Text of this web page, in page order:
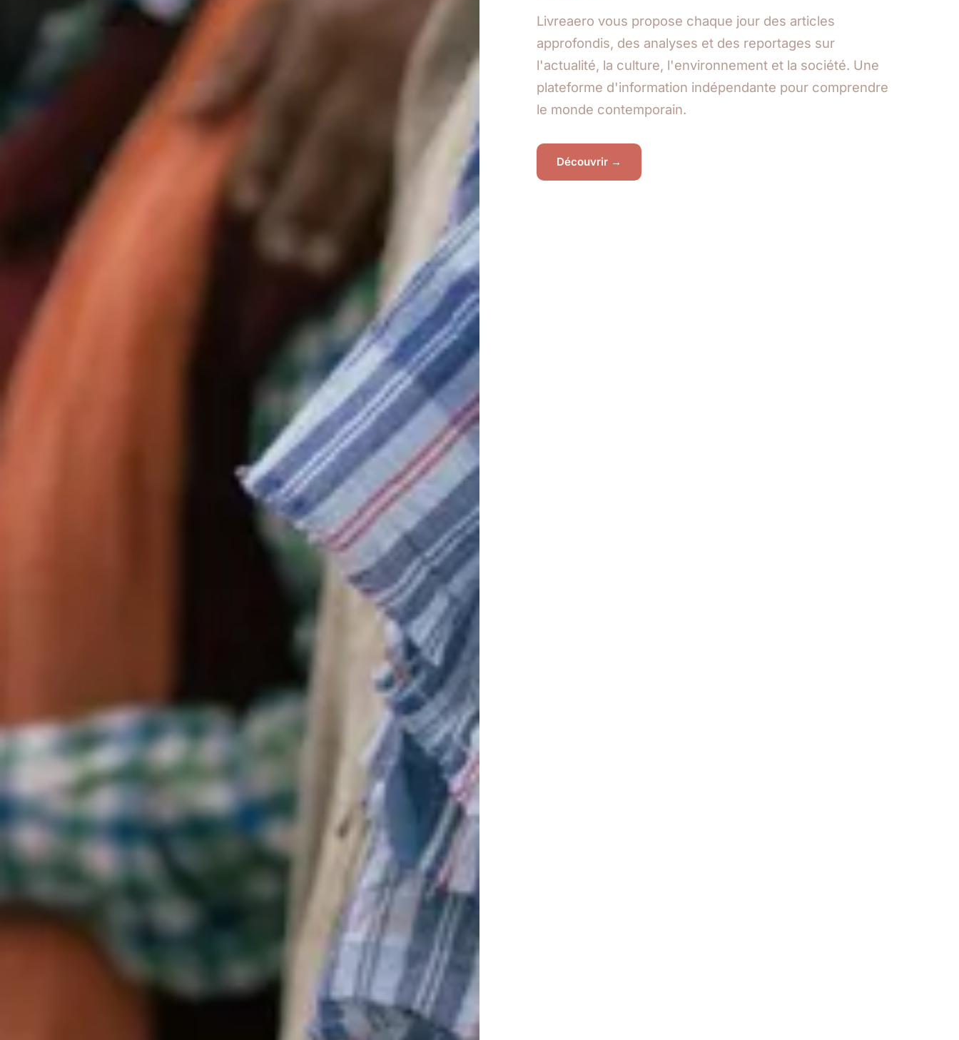
Livreaero vous propose chaque jour des articles
approfondis, des analyses et des reportages sur
l'actualité, la culture, l'environnement et la société. Une
plateforme d'information indépendante pour comprendre
le monde contemporain.
Découvrir →